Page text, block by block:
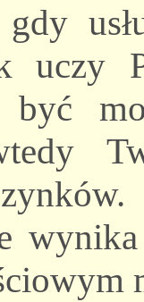
gdy
uczy
być